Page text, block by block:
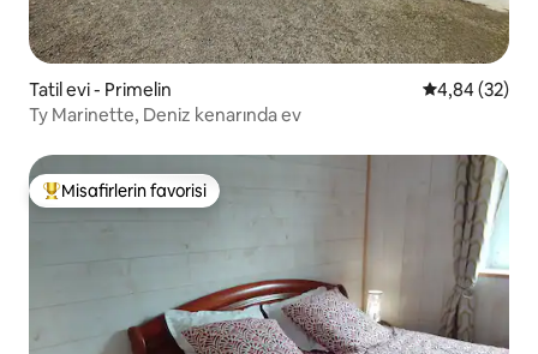
Tatil evi - Primelin 5 üzerinden
4,84 (32)
Ty Marinette, Deniz kenarında ev
Misafirlerin favorilerinden en beğenilenler arasında
Misafirlerin favorisi